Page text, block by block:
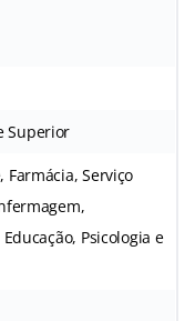
Superior
Serviço
Psicologia e